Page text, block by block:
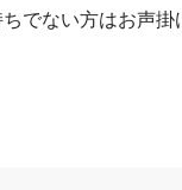
でない方はお声掛